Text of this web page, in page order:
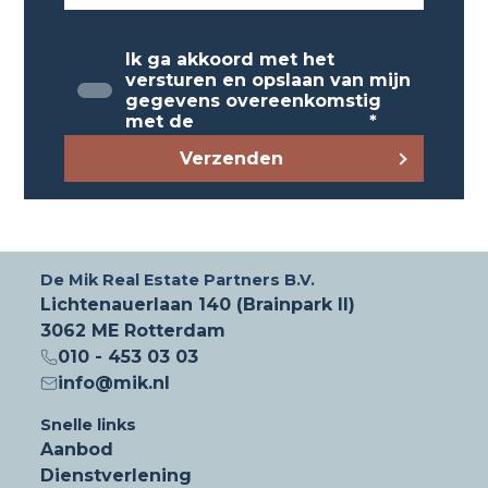
Mezzanine/overig: circa 2.049 m²
*eventueel uit te breiden op de begane grond
en eerste verdieping naar maximaal 2.549 m²,
Op eigen terrein zijn ruim voldoende
Voorzieningen
Het object wordt in gerenoveerde staat
opgeleverd met onder andere de volgende
voorzieningen:
- totaal 34 docks;
- (deels) loadingdocks met automatische
Ik ga akkoord met het
versturen en opslaan van mijn
gegevens overeenkomstig
met de
*
Verzenden
De Mik Real Estate Partners B.V.
Lichtenauerlaan 140 (Brainpark II)
3062 ME Rotterdam
010 - 453 03 03
info@mik.nl
Snelle links
Aanbod
Dienstverlening